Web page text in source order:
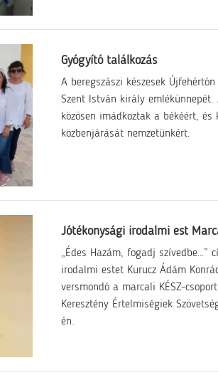
Gyógyító találkozás
A beregszászi készesek
Szent István király
közösen imádkoztak a békéért, és
közbenjárását nemzetünkért.
Jótékonysági irodalmi est
„Édes Hazám, fogadj szívedbe…”
irodalmi estet Kurucz Ádám
versmondó a marcali KÉSZ-
Keresztény Értelmiségiek
én.